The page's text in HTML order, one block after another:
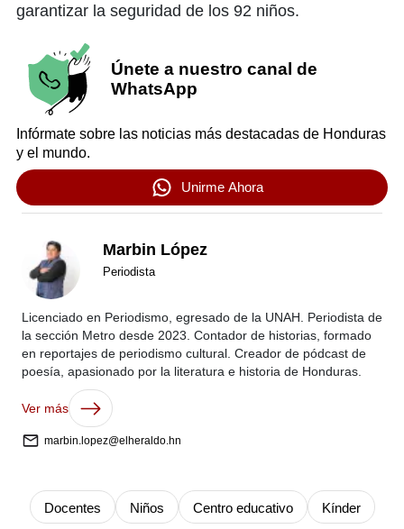
garantizar la seguridad de los 92 niños.
Únete a nuestro canal de
WhatsApp
Infórmate sobre las noticias más destacadas de Honduras
y el mundo.
Unirme Ahora
Marbin López
Periodista
Licenciado en Periodismo, egresado de la UNAH. Periodista de
la sección Metro desde 2023. Contador de historias, formado
en reportajes de periodismo cultural. Creador de pódcast de
poesía, apasionado por la literatura e historia de Honduras.
Ver más
marbin.lopez@elheraldo.hn
Docentes Niños Centro educativo Kínder